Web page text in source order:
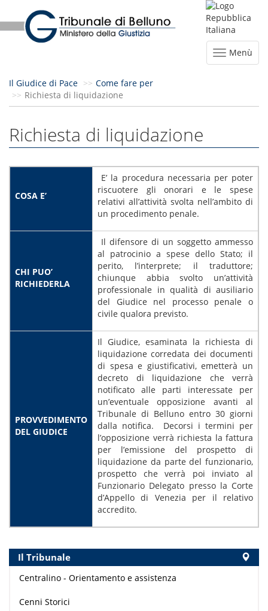
Menù
Il Giudice di Pace
Come fare per
Richiesta di liquidazione
Richiesta di liquidazione
COSA E’
E’ la procedura necessaria per poter
riscuotere gli onorari e le spese
relativi all’attività svolta nell’ambito di
un procedimento penale.
CHI PUO’
RICHIEDERLA
Il difensore di un soggetto ammesso
al patrocinio a spese dello Stato; il
perito, l’interprete; il traduttore;
chiunque abbia svolto un’attività
professionale in qualità di ausiliario
del Giudice nel processo penale o
civile qualora previsto.
PROVVEDIMENTO
DEL GIUDICE
Il Giudice, esaminata la richiesta di
liquidazione corredata dei documenti
di spesa e giustificativi, emetterà un
decreto di liquidazione che verrà
notificato alle parti interessate per
un’eventuale opposizione avanti al
Tribunale di Belluno entro 30 giorni
dalla notifica. Decorsi i termini per
l’opposizione verrà richiesta la fattura
per l’emissione del prospetto di
liquidazione da parte del funzionario,
prospetto che verrà poi inviato al
Funzionario Delegato presso la Corte
d’Appello di Venezia per il relativo
accredito.
Il Tribunale
Centralino - Orientamento e assistenza
Cenni Storici